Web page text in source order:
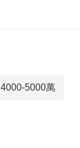
4000-5000萬